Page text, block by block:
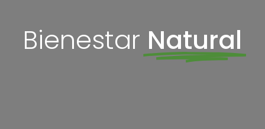
Bienestar Natural